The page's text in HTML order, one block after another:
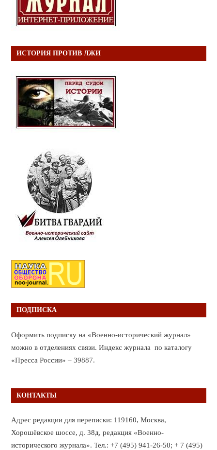
ИСТОРИЯ ПРОТИВ ЛЖИ
ПОДПИСКА
Оформить подписку на «Военно-исторический журнал»
можно в отделениях связи. Индекс журнала по каталогу
«Пресса России» – 39887.
КОНТАКТЫ
Адрес редакции для переписки: 119160, Москва,
Хорошёвское шоссе, д. 38д, редакция «Военно-
исторического журнала». Тел.: +7 (495) 941-26-50; + 7 (495)